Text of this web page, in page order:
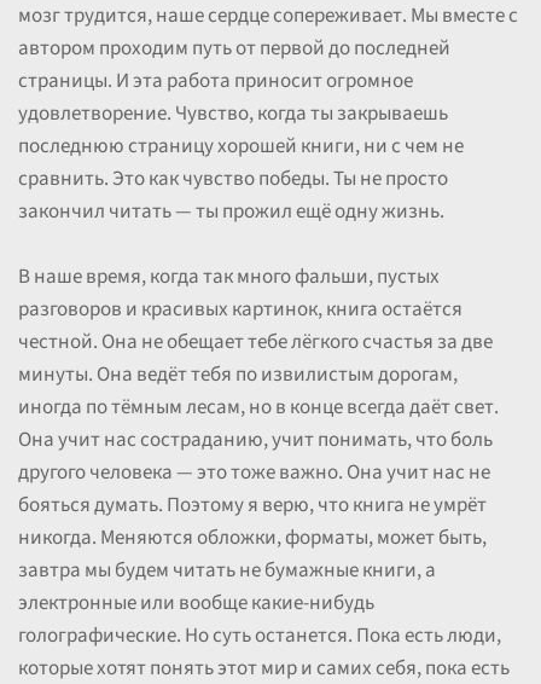
мозг трудится, наше сердце сопереживает. Мы вместе с
автором проходим путь от первой до последней
страницы. И эта работа приносит огромное
удовлетворение. Чувство, когда ты закрываешь
последнюю страницу хорошей книги, ни с чем не
сравнить. Это как чувство победы. Ты не просто
закончил читать — ты прожил ещё одну жизнь.
В наше время, когда так много фальши, пустых
разговоров и красивых картинок, книга остаётся
честной. Она не обещает тебе лёгкого счастья за две
минуты. Она ведёт тебя по извилистым дорогам,
иногда по тёмным лесам, но в конце всегда даёт свет.
Она учит нас состраданию, учит понимать, что боль
другого человека — это тоже важно. Она учит нас не
бояться думать. Поэтому я верю, что книга не умрёт
никогда. Меняются обложки, форматы, может быть,
завтра мы будем читать не бумажные книги, а
электронные или вообще какие-нибудь
голографические. Но суть останется. Пока есть люди,
которые хотят понять этот мир и самих себя, пока есть